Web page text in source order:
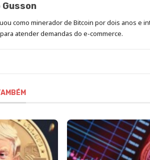
Gusson
como minerador de Bitcoin por dois anos e
atender demandas do e-commerce.